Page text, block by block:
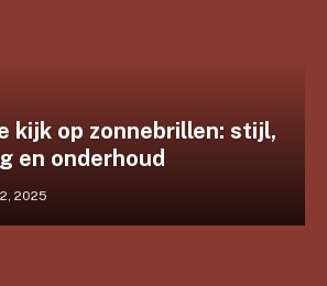
kijk op zonnebrillen: stijl,
en onderhoud
2025